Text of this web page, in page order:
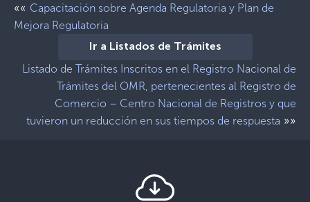
«« Capacitación sobre Agenda Regulatoria y Plan de
Mejora Regulatoria
Ir a Listados de Trámites
Listado de Trámites Inscritos en el Registro Nacional de
Trámites del OMR, pertenecientes al Registro de
Comercio – Centro Nacional de Registros y que
tuvieron un reducción en sus tiempos de respuesta »»